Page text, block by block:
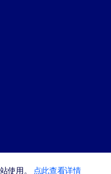
使用。 点此查看详情